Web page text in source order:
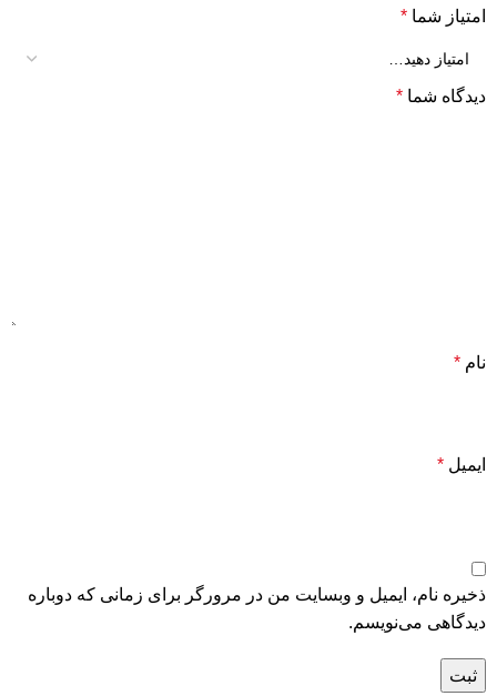
امتیاز شما *
دیدگاه شما *
نام *
ایمیل *
ذخیره نام، ایمیل و وبسایت من در مرورگر برای زمانی که دوباره
دیدگاهی می‌نویسم.